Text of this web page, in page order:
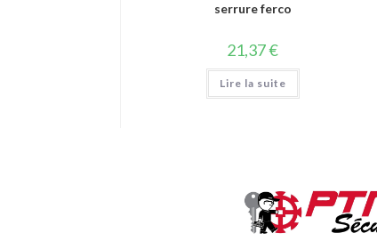
serrure ferco
21,37€
Lire la suite